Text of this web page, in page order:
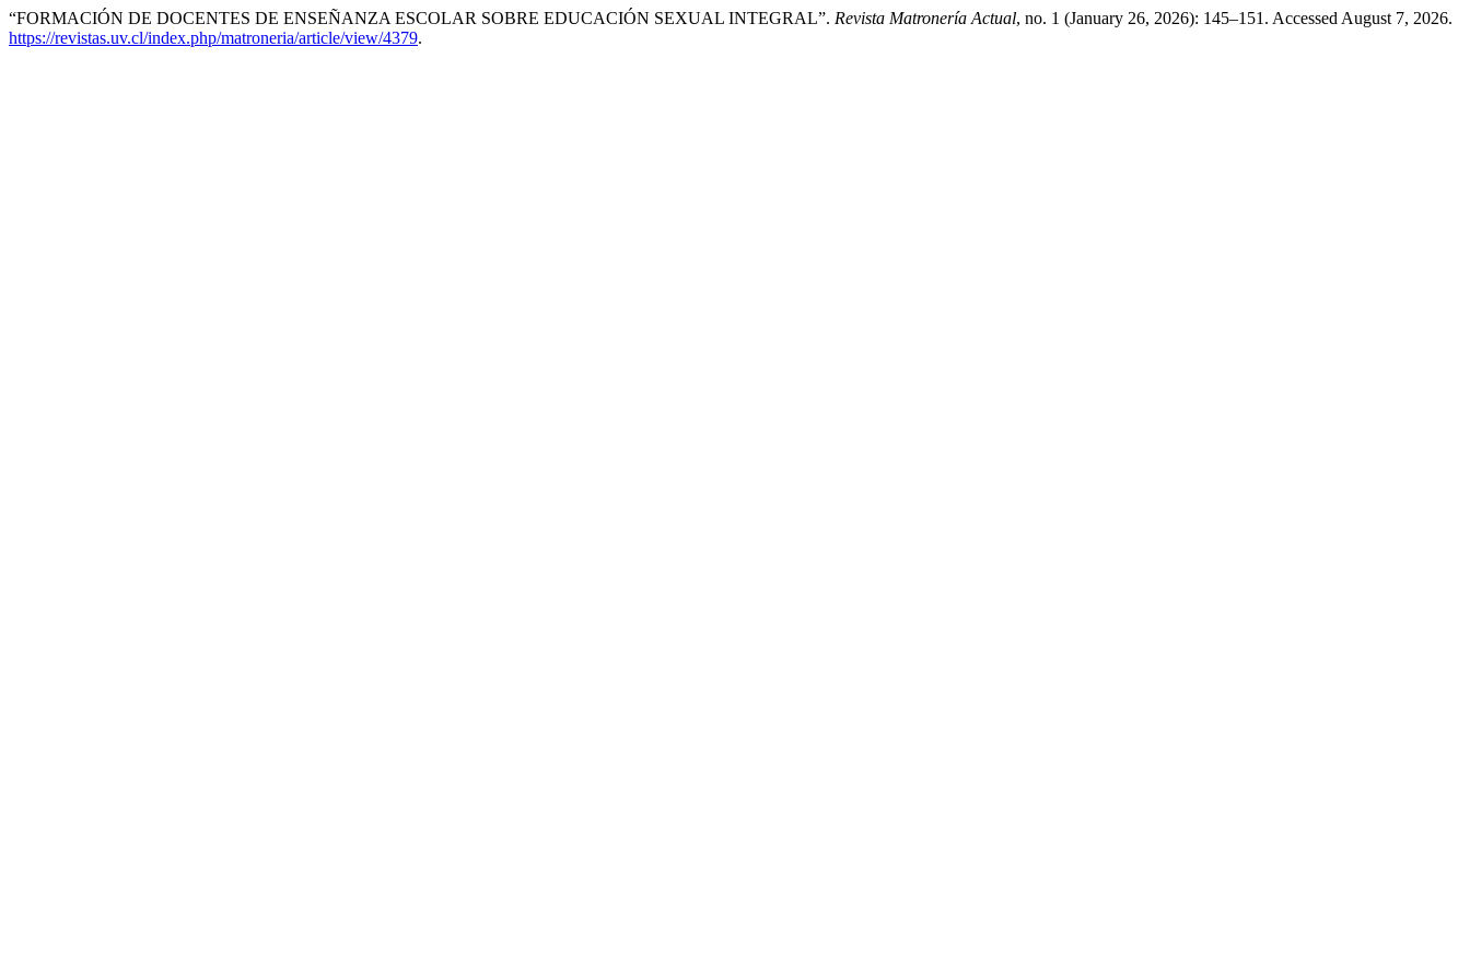
“FORMACIÓN DE DOCENTES DE ENSEÑANZA ESCOLAR SOBRE EDUCACIÓN SEXUAL INTEGRAL”. Revista Matronería Actual, no. 1 (January 26, 2026): 145–151. Accessed August 7, 2026.
https://revistas.uv.cl/index.php/matroneria/article/view/4379.